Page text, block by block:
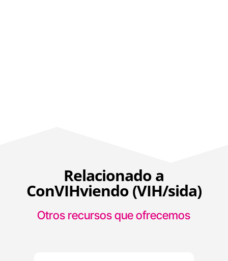
Relacionado a
ConVIHviendo (VIH/sida)
Otros recursos que ofrecemos